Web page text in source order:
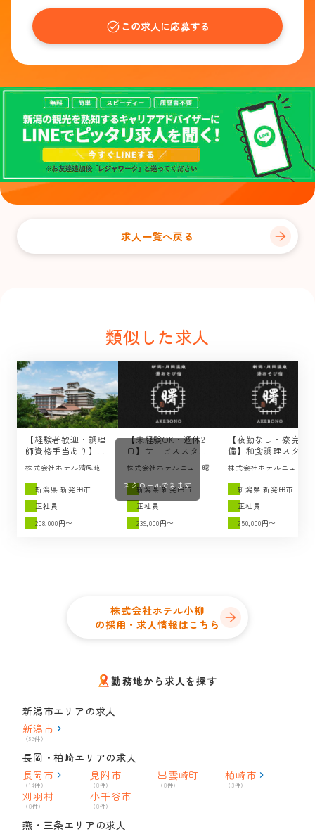
この求人に応募する
求人一覧へ戻る
類似した求人
【経験者歓迎・調理
師資格手当あり】調
理スタッフの求人 /
ホテル清風苑（新発
田市）
株式会社ホテル清風苑
新潟県 新発田市
正社員
208,000円〜
【未経験OK・週休2
日】サービススタッ
フの求人 / 湯あそび
宿 曙（新発田市）
株式会社ホテルニュー曙
新潟県 新発田市
正社員
239,000円〜
【夜勤なし・寮完
備】和食調理スタッ
宿 曙（新発田市）
株式会社ホテルニュー曙
新潟県 新発田市
正社員
250,000円〜
スクロールできます
株式会社ホテル小柳
の採用・求人情報はこちら
勤務地から求人を探す
新潟市エリアの求人
新潟市
（53件）
長岡・柏崎エリアの求人
長岡市
（14件）
見附市
（0件）
出雲崎町
（0件）
柏崎市
（3件）
刈羽村
（0件）
小千谷市
（0件）
燕・三条エリアの求人